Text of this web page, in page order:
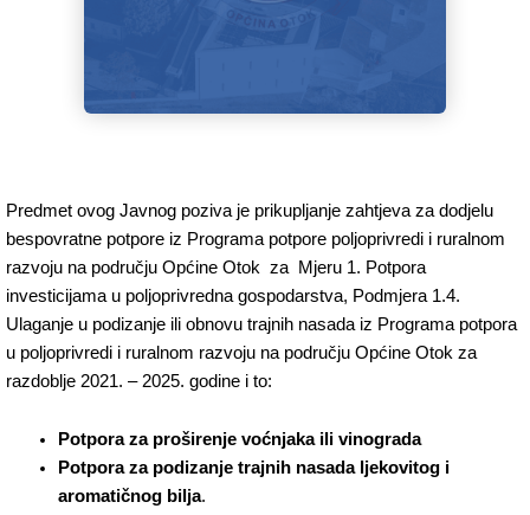
Predmet ovog Javnog poziva je prikupljanje zahtjeva za dodjelu
bespovratne potpore iz Programa potpore poljoprivredi i ruralnom
razvoju na području Općine Otok za Mjeru 1. Potpora
investicijama u poljoprivredna gospodarstva, Podmjera 1.4.
Ulaganje u podizanje ili obnovu trajnih nasada iz Programa potpora
u poljoprivredi i ruralnom razvoju na području Općine Otok za
razdoblje 2021. – 2025. godine i to:
Potpora za proširenje voćnjaka ili vinograda
Potpora za podizanje trajnih nasada ljekovitog i
aromatičnog bilja.